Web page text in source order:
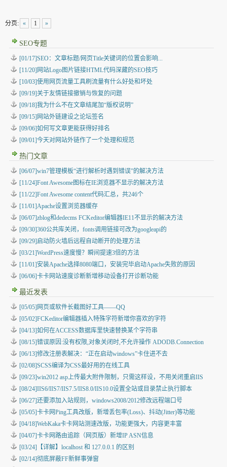
分页: « 1 »
SEO专题
[01/17]SEO：文章标题/网页Title关键词的位置会影响...
[11/20]网站Logo图片链接HTML代码深藏的SEO技巧
[10/03]使用网页流量工具刷流量有什么好处和坏处
[09/19]关于友情链接撤销与恢复的问题
[09/18]我为什么不在文章结尾加“版权说明”
[09/15]网站外链建设之论坛签名
[09/06]如何写文章更能获得好排名
[09/01]今天对网站外链作了一个处理和规范
热门文章
[06/07]win7管理模板“进行解析时遇到错误”的解决方法
[11/24]Font Awesome图标在IE浏览器不显示的解决方法
[11/22]Font Awesome content代码汇总，共246个
[11/01]Apache设置浏览器缓存
[06/07]zblog和dedecms FCKeditor编辑器IE11不显示的解决方法
[09/30]360公共库关闭，fonts调用链接可改为googleapi的
[09/29]启动防火墙后远程自动断开的处理方法
[03/21]WordPress速度慢？瞬间提速3倍的方法
[11/01]安装Apache选择8080端口，安装完毕启动Apache失败的原因
[06/06]卡卡网站速度诊断新增移动设备打开诊断功能
最近发表
[05/05] 网页或软件长截图好工具——QQ
[05/02]FCKeditor编辑器插入特殊字符新增你喜欢的字符
[04/13]如何在ACCESS数据库里快速替换某个字符串
[08/15]错误原因:没有权限,对象关闭时,不允许操作 ADODB.Connection
[06/13]修改注册表解决：“正在启动windows”卡住进不去
[02/08]SCSS编译为CSS最好用的在线工具
[09/23]win2012 asp上传最大附件限制，只需这样设，不用关闭重启IIS
[08/24]IIS6/IIS7/IIS7.5/IIS8.0/IIS10.0设置全站或目录禁止执行脚本
[06/27]还要添加入站规则，windows2008/2012修改远程端口号
[05/05]卡卡网Ping工具改版，新增丢包率(Loss)、抖动(Jitter)等功能
[04/18]WebKaka卡卡网站测速改版，功能更强大，内容更丰富
[04/07]卡卡网路由追踪（网页版）新增IP ASN信息
[03/24] 【详解】localhost 和 127.0.0.1 的区别
[02/14]彻底屏蔽FF新鲜事弹窗